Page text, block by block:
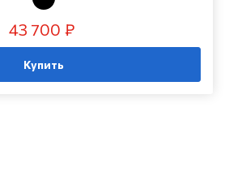
43 700 ₽
Купить